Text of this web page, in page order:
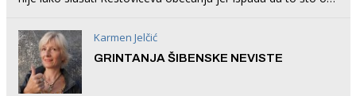
Karmen Jelčić
GRINTANJA ŠIBENSKE NEVISTE